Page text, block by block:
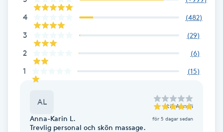
Fransk manikyr
Fransrengöring
Frekvensterapi
Friskvårdsmassage
4 (482)
3 (29)
2 (6)
1 (15)
AL till Anneli
Anna-Karin L. för 5 dagar sedan
Trevlig personal och skön massage.